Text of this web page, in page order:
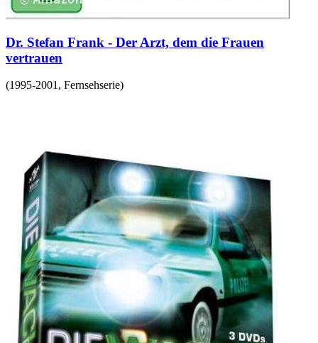
Dr. Stefan Frank - Der Arzt, dem die Frauen
vertrauen
(1995-2001 , Fernsehserie)